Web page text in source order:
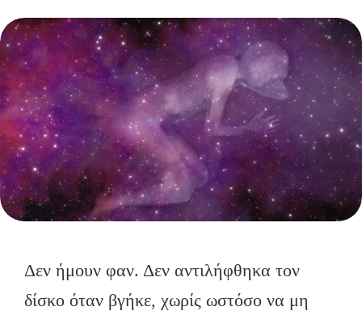
Δεν ήμουν φαν. Δεν αντιλήφθηκα τον
δίσκο όταν βγήκε, χωρίς ωστόσο να μη